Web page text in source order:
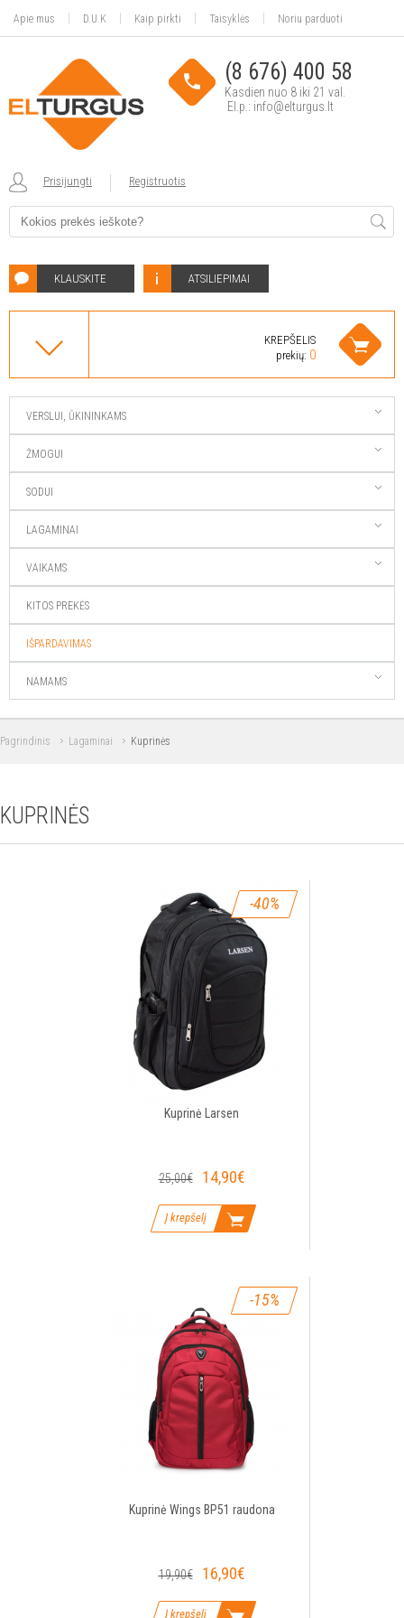
Apie mus D.U.K Kaip pirkti Taisyklės Noriu parduoti
(8 676) 400 58
Kasdien nuo 8 iki 21 val.
El.p.: info@elturgus.lt
Prisijungti Registruotis
KLAUSKITE ATSILIEPIMAI
KREPŠELIS
prekių: 0
VERSLUI, ŪKININKAMS
ŽMOGUI
SODUI
LAGAMINAI
VAIKAMS
KITOS PREKĖS
IŠPARDAVIMAS
NAMAMS
Pagrindinis Lagaminai Kuprinės
KUPRINĖS
-40%
Kuprinė Larsen
25,00€ 14,90€
Į krepšelį
-15%
Kuprinė Wings BP51 raudona
19,90€ 16,90€
Į krepšelį